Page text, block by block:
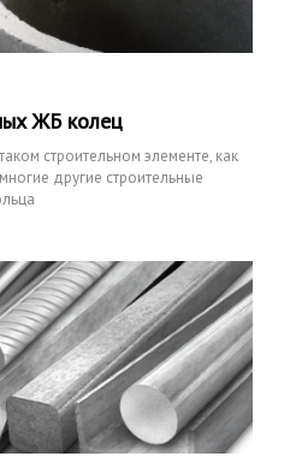
ЖБ колец
строительном элементе, как
другие строительные